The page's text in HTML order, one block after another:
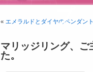
プ
« エメラルドとダイヤのペンダン
マリッジリング、
た。